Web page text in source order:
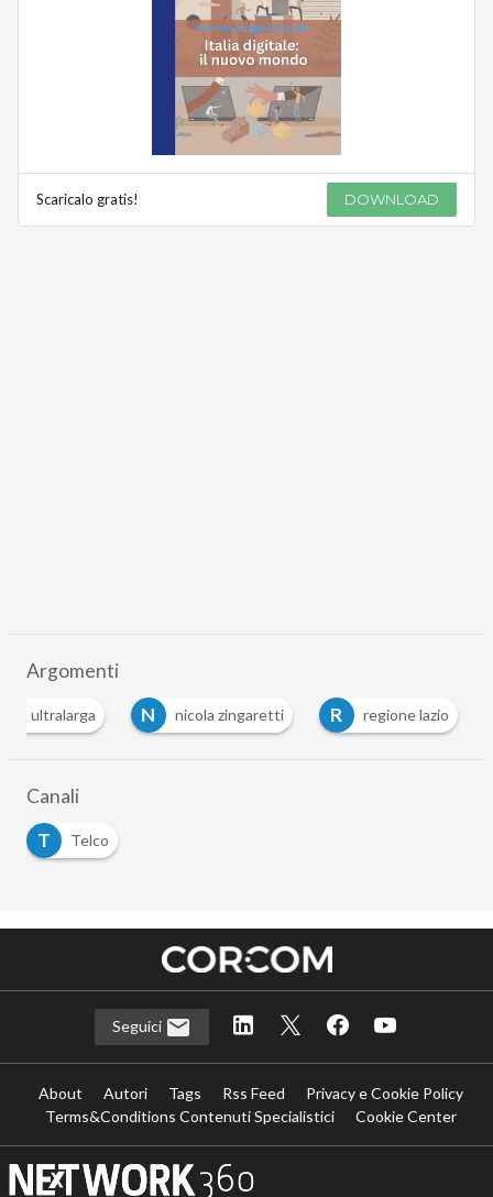
Scaricalo gratis! DOWNLOAD
Argomenti
ultralarga N nicola zingaretti R regione lazio
Canali
T
Telco
Seguici
About Autori Tags Rss Feed
Privacy e Cookie Policy
Terms&Conditions Contenuti Specialistici
Cookie Center